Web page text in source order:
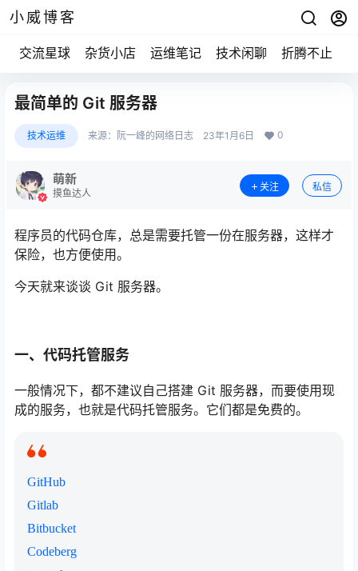
小威博客
交流星球 杂货小店 运维笔记 技术闲聊 折腾不止
最简单的 Git 服务器
技术运维 来源： 阮一峰的网络日志 23年1月6日 0
萌新
摸鱼达人
关注 私信
程序员的代码仓库，总是需要托管一份在服务器，这样才
保险，也方便使用。
今天就来谈谈 Git 服务器。
一、代码托管服务
一般情况下，都不建议自己搭建 Git 服务器，而要使用现
成的服务，也就是代码托管服务。它们都是免费的。
GitHub
Gitlab
Bitbucket
Codeberg